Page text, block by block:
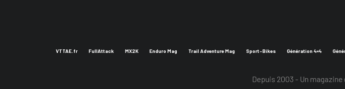
VTTAE.fr FullAttack MX2K Enduro Mag Trail Adventure Mag Sport-Bikes Génération 4×4
Depuis 2003 - Un magazine